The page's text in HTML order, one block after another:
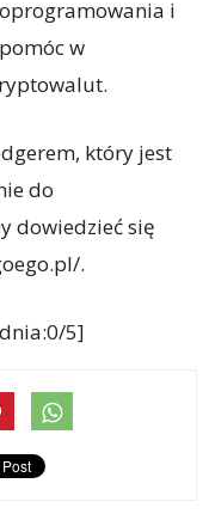
i
w
który jest
do
dowiedzieć się
.
5]